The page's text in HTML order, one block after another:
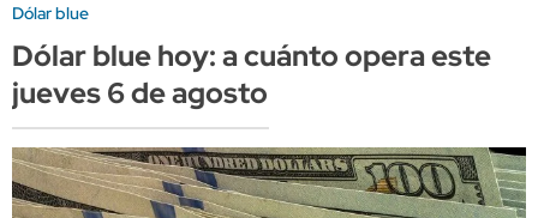
Dólar blue
Dólar blue hoy: a cuánto opera este
jueves 6 de agosto